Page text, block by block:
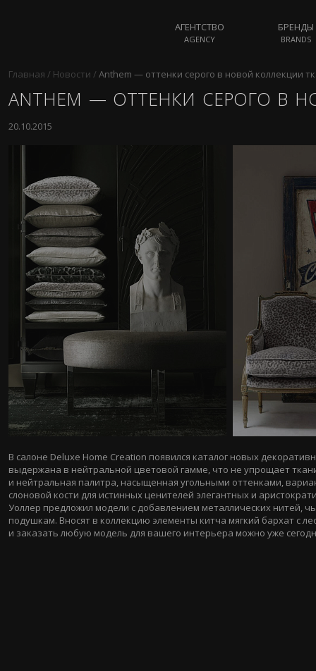
АГЕНТСТВО
AGENCY
БРЕНДЫ
BRANDS
Главная / Новости / Anthem — оттенки серого в новой коллекции
ANTHEM — ОТТЕНКИ СЕРОГО В
20.10.2015
В салоне Deluxe Home Creation появился каталог новых
выдержана в нейтральной цветовой гамме, что не упрощает
и нейтральная палитра, насыщенная угольными оттенками,
слоновой кости для истинных ценителей элегантных и
Уоллер предложил модели с добавлением металлических нитей,
подушкам. Вносят в коллекцию элементы китча мягкий бархат с
и заказать любую модель для вашего интерьера можно уже